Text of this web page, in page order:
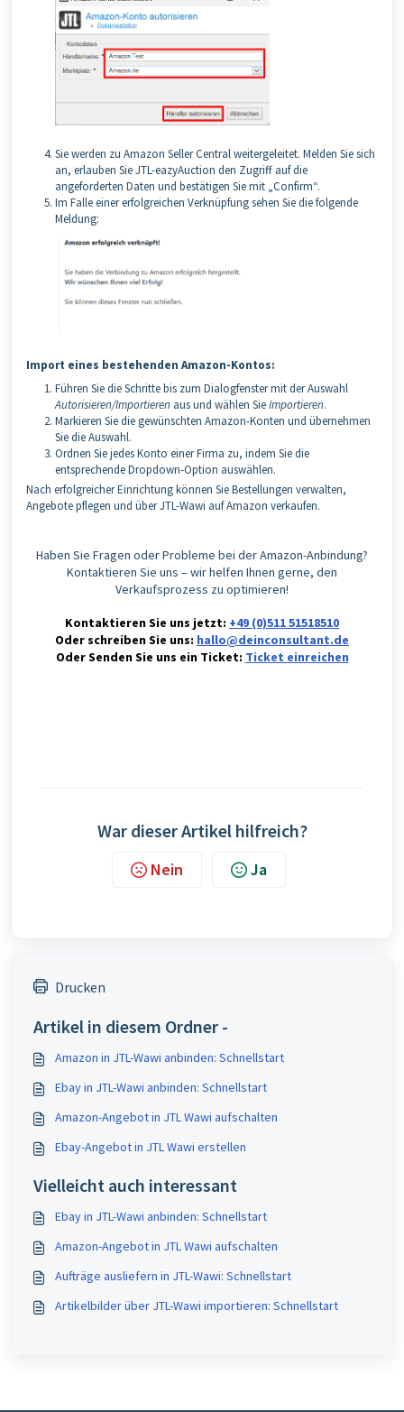
Sie werden zu Amazon Seller Central weitergeleitet. Melden Sie sich
an, erlauben Sie JTL-eazyAuction den Zugriff auf die
angeforderten Daten und bestätigen Sie mit „Confirm“.
Im Falle einer erfolgreichen Verknüpfung sehen Sie die folgende
Meldung:
Import eines bestehenden Amazon-Kontos:
Führen Sie die Schritte bis zum Dialogfenster mit der Auswahl
Autorisieren/Importieren aus und wählen SieImportieren.
Markieren Sie die gewünschten Amazon-Konten und übernehmen
Sie die Auswahl.
Ordnen Sie jedes Konto einer Firma zu, indem Sie die
entsprechende Dropdown-Option auswählen.
Nach erfolgreicher Einrichtung können Sie Bestellungen verwalten,
Angebote pflegen und über JTL-Wawi auf Amazon verkaufen.
Haben Sie Fragen oder Probleme bei der Amazon-Anbindung?
Kontaktieren Sie uns – wir helfen Ihnen gerne, den
Verkaufsprozess zu optimieren!
Kontaktieren Sie uns jetzt: +49 (0)511 51518510
Oder schreiben Sie uns: hallo@deinconsultant.de
Oder Senden Sie uns ein Ticket: Ticket einreichen
War dieser Artikel hilfreich?
Nein Ja
Drucken
Artikel in diesem Ordner -
Amazon in JTL-Wawi anbinden: Schnellstart
Ebay in JTL-Wawi anbinden: Schnellstart
Amazon-Angebot in JTL Wawi aufschalten
Ebay-Angebot in JTL Wawi erstellen
Vielleicht auch interessant
Ebay in JTL-Wawi anbinden: Schnellstart
Amazon-Angebot in JTL Wawi aufschalten
Aufträge ausliefern in JTL-Wawi: Schnellstart
Artikelbilder über JTL-Wawi importieren: Schnellstart